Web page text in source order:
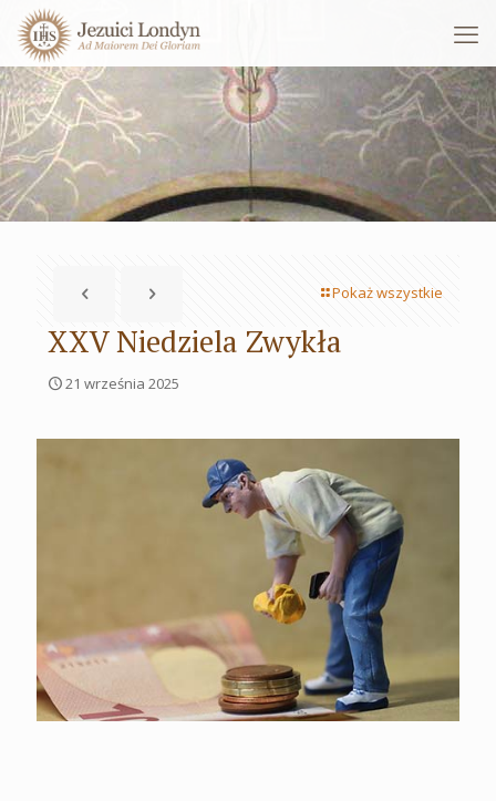
Pokaż wszystkie
XXV Niedziela Zwykła
21 września 2025